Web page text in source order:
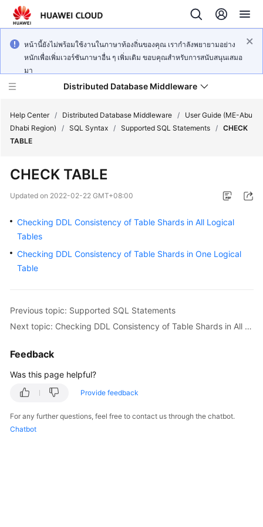
หน้านี้ยังไม่พร้อมใช้งานในภาษาท้องถิ่นของคุณ เรากำลังพยายามอย่าง
หนักเพื่อเพิ่มเวอร์ชันภาษาอื่น ๆ เพิ่มเติม ขอบคุณสำหรับการสนับสนุนเสมอ
มา
Distributed Database Middleware
Product
Service
Billing
Started
Guide
API
Reference
SDK
Reference
Help Center / Distributed Database Middleware /
User Guide (ME-Abu
Dhabi Region)
/ SQL Syntax / Supported SQL Statements / CHECK
TABLE
CHECK TABLE
Updated on 2022-02-22 GMT+08:00
Checking DDL Consistency of Table Shards in All Logical
Tables
Checking DDL Consistency of Table Shards in One Logical
Table
Previous topic: Supported SQL Statements
Next topic: Checking DDL Consistency of Table Shards in All Logical Tables
Feedback
Was this page helpful?
Provide feedback
For any further questions, feel free to contact us through the chatbot.
Chatbot